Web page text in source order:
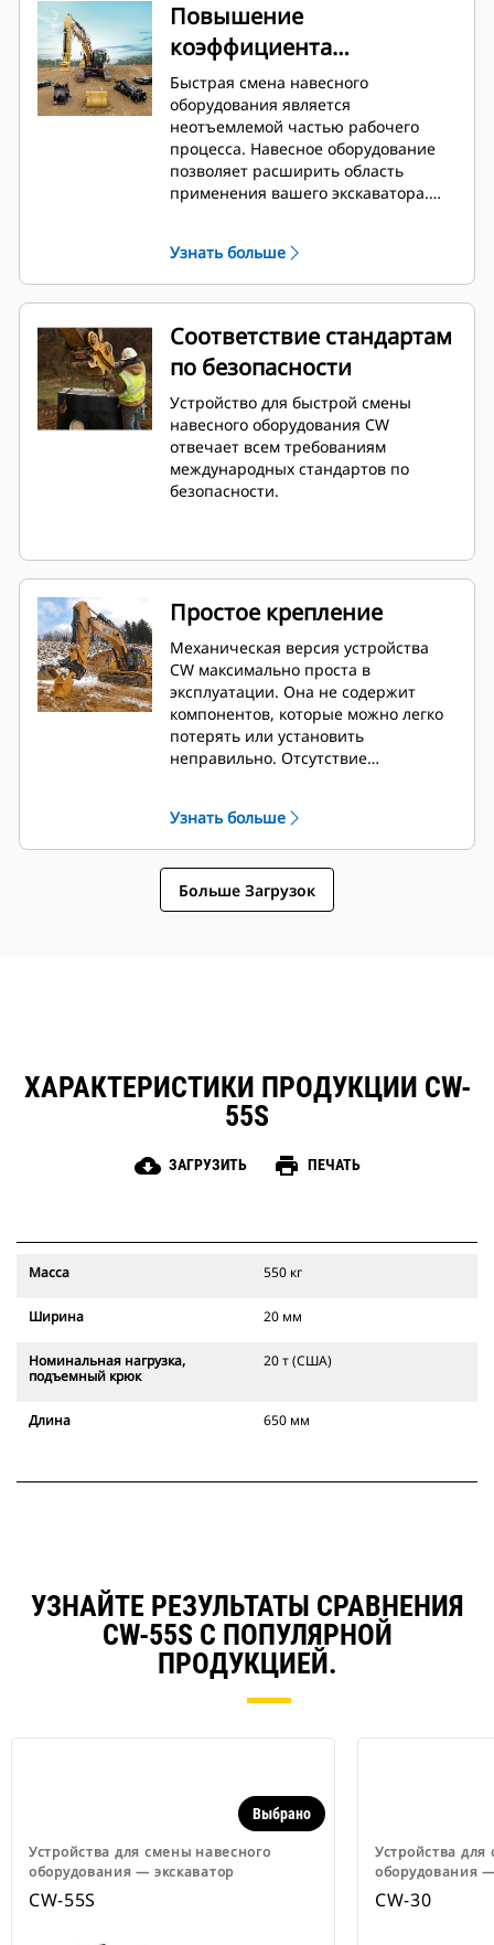
Повышение
коэффициента
использования вашей
машины
Быстрая смена навесного
оборудования является
неотъемлемой частью рабочего
процесса. Навесное оборудование
позволяет расширить область
применения вашего экскаватора.
навесного оборудования. Устройство
для быстрой смены навесного
оборудования CW стало
промышленным стандартом. За
последние 40 лет было продано
более 50 000 единиц. Устройство
может устанавливаться на машинах
разных классов и совместимо с
более чем 700 видами машин, как
производства Cat, так и других
марок.
Узнать больше
Соответствие стандартам
по безопасности
Устройство для быстрой смены
навесного оборудования CW
отвечает всем требованиям
международных стандартов по
безопасности.
Простое крепление
Механическая версия устройства
CW максимально проста в
эксплуатации. Она не содержит
компонентов, которые можно легко
потерять или установить
неправильно. Отсутствие
модернизации, позволяющие без
проблем выполнить переход на
гидравлическую версию в любое
время.
Узнать больше
Больше Загрузок
ХАРАКТЕРИСТИКИ ПРОДУКЦИИ CW-
55S
cloud_download ЗАГРУЗИТЬ print ПЕЧАТЬ
Масса 550 кг
Ширина 20 мм
Номинальная нагрузка,
подъемный крюк
20 т (США)
Длина 650 мм
УЗНАЙТЕ РЕЗУЛЬТАТЫ СРАВНЕНИЯ
CW-55S С ПОПУЛЯРНОЙ
ПРОДУКЦИЕЙ.
Устройства для смены навесного
оборудования ― экскаватор
Выбрано
CW-55S
Устройства
оборудования
CW-30